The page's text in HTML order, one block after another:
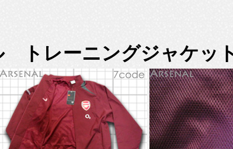
トレーニングジャケッ